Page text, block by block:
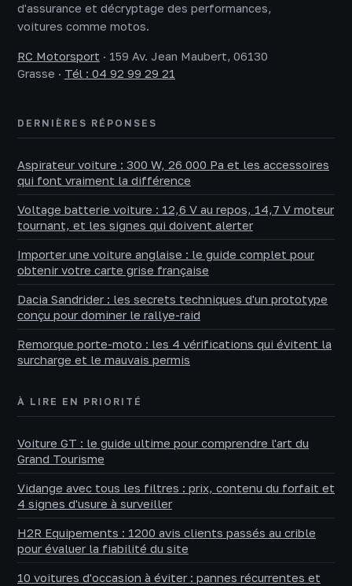
d'assurance et décryptage des performances,
voitures comme motos.
RC Motorsport · 159 Av. Jean Maubert, 06130
Grasse · Tél : 04 92 99 29 21
DERNIÈRES RÉPONSES
Aspirateur voiture : 300 W, 26 000 Pa et les accessoires
qui font vraiment la différence
Voltage batterie voiture : 12,6 V au repos, 14,7 V moteur
tournant, et les signes qui doivent alerter
Importer une voiture anglaise : le guide complet pour
obtenir votre carte grise française
Dacia Sandrider : les secrets techniques d'un prototype
conçu pour dominer le rallye-raid
Remorque porte-moto : les 4 vérifications qui évitent la
surcharge et le mauvais permis
À LIRE EN PRIORITÉ
Voiture GT : le guide ultime pour comprendre l'art du
Grand Tourisme
Vidange avec tous les filtres : prix, contenu du forfait et
4 signes d'usure à surveiller
H2R Equipements : 1200 avis clients passés au crible
pour évaluer la fiabilité du site
10 voitures d'occasion à éviter : pannes récurrentes et